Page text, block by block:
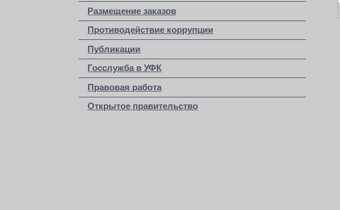
Размещение заказов
Противодействие коррупции
Публикации
Госслужба в УФК
Правовая работа
Открытое правительство